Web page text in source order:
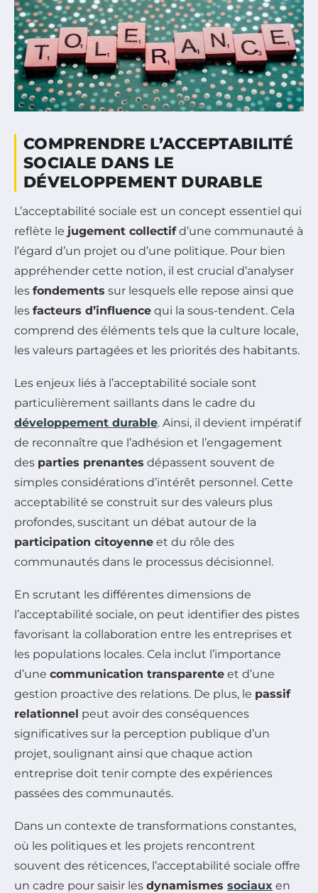
COMPRENDRE L’ACCEPTABILITÉ
SOCIALE DANS LE
DÉVELOPPEMENT DURABLE
L’acceptabilité sociale est un concept essentiel qui
reflète le jugement collectifd’une communauté à
l’égard d’un projet ou d’une politique. Pour bien
appréhender cette notion, il est crucial d’analyser
les fondements sur lesquels elle repose ainsi que
les facteurs d’influence qui la sous-tendent. Cela
comprend des éléments tels que la culture locale,
les valeurs partagées et les priorités des habitants.
Les enjeux liés à l’acceptabilité sociale sont
particulièrement saillants dans le cadre du
développement durable. Ainsi, il devient impératif
de reconnaître que l’adhésion et l’engagement
des parties prenantes dépassent souvent de
simples considérations d’intérêt personnel. Cette
acceptabilité se construit sur des valeurs plus
profondes, suscitant un débat autour de la
participation citoyenne et du rôle des
communautés dans le processus décisionnel.
En scrutant les différentes dimensions de
l’acceptabilité sociale, on peut identifier des pistes
favorisant la collaboration entre les entreprises et
les populations locales. Cela inclut l’importance
d’une communication transparente et d’une
gestion proactive des relations. De plus, le passif
relationnel peut avoir des conséquences
significatives sur la perception publique d’un
projet, soulignant ainsi que chaque action
entreprise doit tenir compte des expériences
passées des communautés.
Dans un contexte de transformations constantes,
où les politiques et les projets rencontrent
souvent des réticences, l’acceptabilité sociale offre
un cadre pour saisir les dynamismes sociaux en